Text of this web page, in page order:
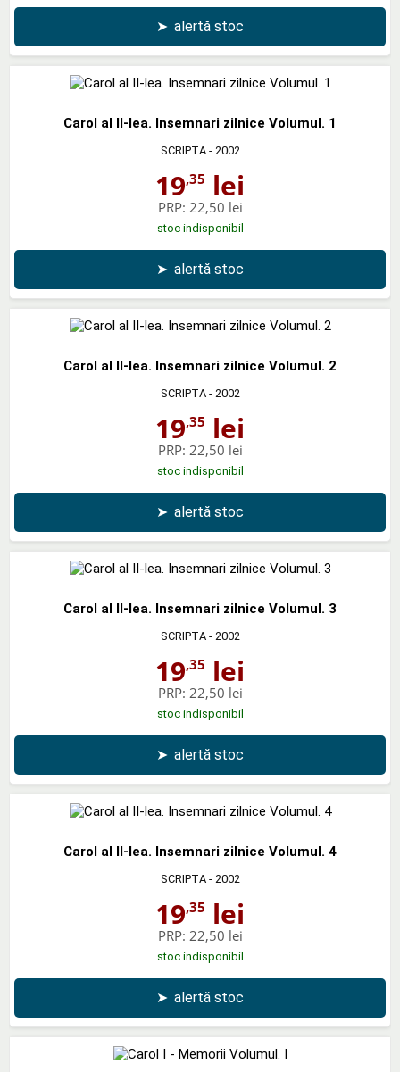
➤ alertă stoc
Carol al II-lea. Insemnari zilnice Volumul. 1
SCRIPTA- 2002
19,35 lei
PRP: 22,50 lei
stoc indisponibil
➤ alertă stoc
Carol al II-lea. Insemnari zilnice Volumul. 2
SCRIPTA- 2002
19,35 lei
PRP: 22,50 lei
stoc indisponibil
➤ alertă stoc
Carol al II-lea. Insemnari zilnice Volumul. 3
SCRIPTA- 2002
19,35 lei
PRP: 22,50 lei
stoc indisponibil
➤ alertă stoc
Carol al II-lea. Insemnari zilnice Volumul. 4
SCRIPTA- 2002
19,35 lei
PRP: 22,50 lei
stoc indisponibil
➤ alertă stoc